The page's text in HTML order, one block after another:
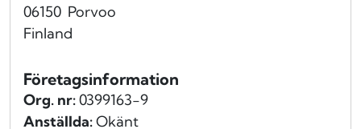
06150 Porvoo
Finland
Företagsinformation
Org. nr:0399163-9
Anställda:Okänt